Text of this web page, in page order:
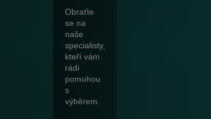
Obraťte
se na
naše
specialisty,
kteří vám
rádi
pomohou
s
výběrem.